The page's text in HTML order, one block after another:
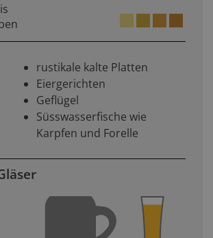
rustikale kalte Platten
Eiergerichten
Geflügel
Süsswasserfische wie
Karpfen und Forelle